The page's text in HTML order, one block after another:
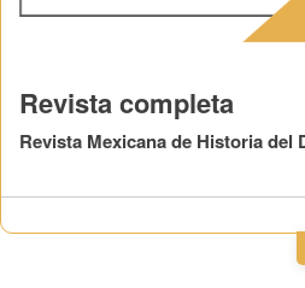
Revista completa
Revista Mexicana de Historia del